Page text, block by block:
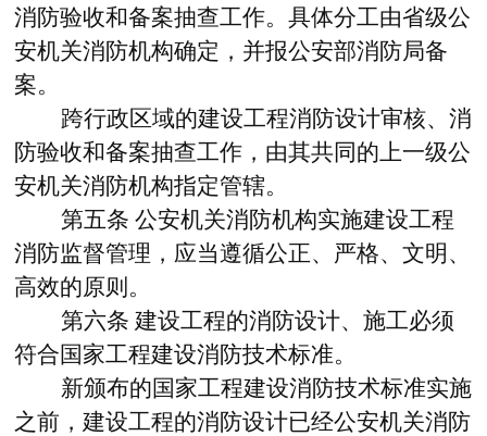
消防验收和备案抽查工作。具体分工由省级公
安机关消防机构确定，并报公安部消防局备
案。
跨行政区域的建设工程消防设计审核、消
防验收和备案抽查工作，由其共同的上一级公
安机关消防机构指定管辖。
第五条 公安机关消防机构实施建设工程
消防监督管理，应当遵循公正、严格、文明、
高效的原则。
第六条 建设工程的消防设计、施工必须
符合国家工程建设消防技术标准。
新颁布的国家工程建设消防技术标准实施
之前，建设工程的消防设计已经公安机关消防